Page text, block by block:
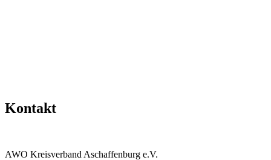
Kontakt
AWO Kreisverband Aschaffenburg e.V.